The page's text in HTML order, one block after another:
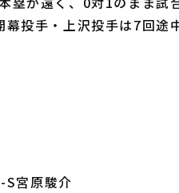
投手・上沢投手は7回途
宮原駿介